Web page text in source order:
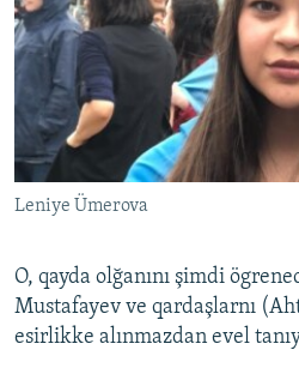
Leniye Ümerova
O, qayda olğanını şimdi
Mustafayev ve qardaşlarnı
esirlikke alınmazdan evel